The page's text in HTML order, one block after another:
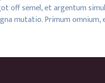
off semel, et argentum
mutatio. Primum